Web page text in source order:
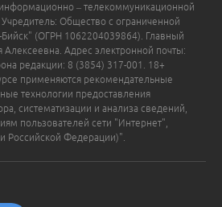
– телекоммуникационной
. Учредитель: Общество с ограниченной
Бийск" (ОГРН 1062204039864). Главный
Алексеевна. Адрес электронной почты:
редакции: 8 (3854) 317-001. 18+
применяются рекомендательные
технологии предоставления
систематизации и анализа сведений,
пользователей сети "Интернет",
Российской Федерации)".